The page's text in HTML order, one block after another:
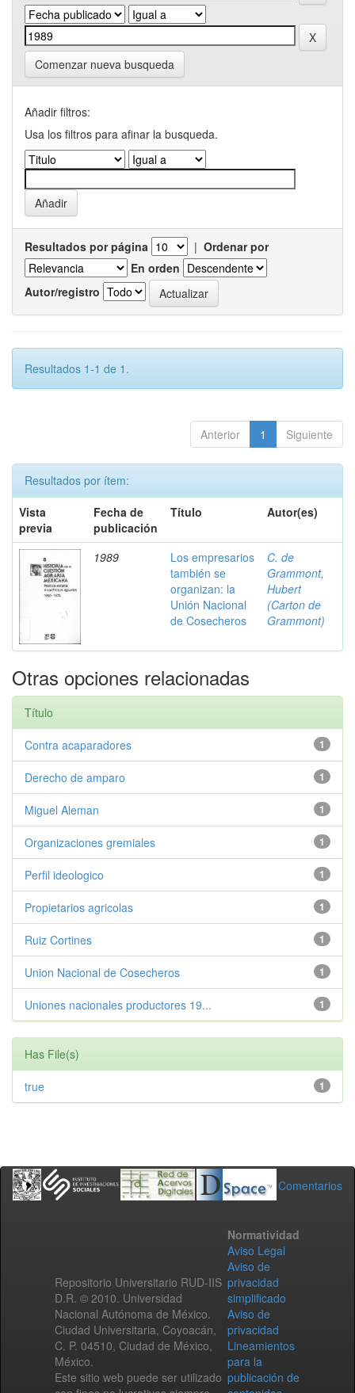
Comenzar nueva busqueda
Añadir filtros:
Usa los filtros para afinar la busqueda.
Resultados por página | Ordenar por
En orden
Autor/registro
Resultados 1-1 de 1.
Anterior 1 Siguiente
Resultados por ítem:
Vista
previa
Fecha de
publicación
Título Autor(es)
1989
Los empresarios
también se
organizan: la
Unión Nacional
de Cosecheros
C. de
Grammont,
Hubert
(Carton de
Grammont)
Otras opciones relacionadas
Título
1
Contra acaparadores
1
Derecho de amparo
1
Miguel Aleman
1
Organizaciones gremiales
1
Perfil ideologico
1
Propietarios agricolas
1
Ruiz Cortines
1
Union Nacional de Cosecheros
1
Uniones nacionales productores 19...
Has File(s)
1
true
Comentarios
Repositorio Universitario RUD-IIS
D.R. © 2010. Universidad
Nacional Autónoma de México.
Ciudad Universitaria, Coyoacán,
C. P. 04510, Ciudad de México,
México.
Este sitio web puede ser utilizado
Normatividad
Aviso Legal
Aviso de
privacidad
simplificado
Aviso de
privacidad
Lineamientos
para la
publicación de